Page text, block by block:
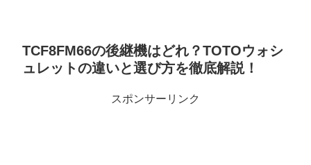
TCF8FM66の後継機はどれ？TOTOウォシ
ュレットの違いと選び方を徹底解説！
スポンサーリンク